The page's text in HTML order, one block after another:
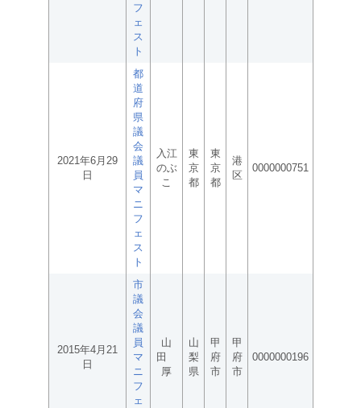
フ
ェ
ス
ト
2021年6月29
日
都
道
府
県
議
会
議
員
マ
ニ
フ
ェ
ス
ト
入江
のぶ
こ
東
京
都
東
京
都
港
区
0000000751
2015年4月21
日
市
議
会
議
員
マ
ニ
フ
ェ
山
田
厚
山
梨
県
甲
府
市
甲
府
市
0000000196